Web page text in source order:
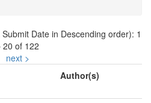
Date in Descending order): 1
20 of 122
next >
Author(s)